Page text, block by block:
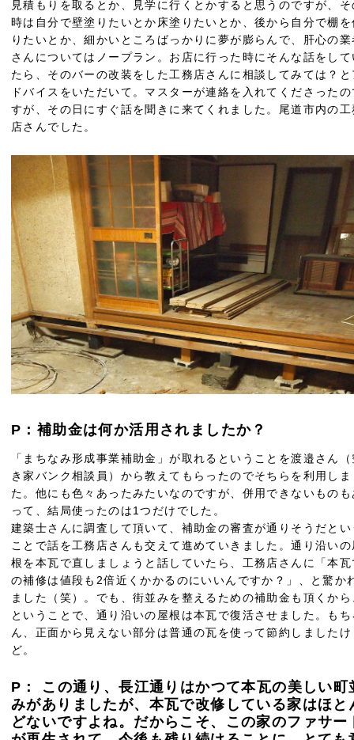
見積もりを取るとか、見学に行くとかすると思うのですが、そ
時は自分で壁塗りたいとか床塗りたいとか、後から自分で棚を
りたいとか、細かいところばっかりに夢が膨らんで、肝心の業
さんについてはノープラン。お店に行った時にそんな話をして
たら、そのバーの改装をした工務店さんに相談してみては？と
ドバイスをいただいて。マスターが連絡を入れてくださったの
すが、その日にすぐ話を聞きに来てくれました。尾道市内の工
店さんでした。
P：補助金は何か活用されましたか？
「まちなみ形成事業補助金」が取れるということを渡邉さん
き家バンク相談員）から教えてもらったのでそちらを利用しま
た。他にも色々あったみたいなのですが、併用できないものも
って、結局使ったのは1つだけでした。
建築士さんに調査して頂いて、補助金の審査が通りそうだとい
ことで話を工務店さんも交えて進めていきました。通り沿いの
根を本瓦で直しましょうと話していたら、工務店さんに「本瓦
の補修は値段も2倍近くかかるのにいいんですか？」、と驚か
ました（笑）。でも、街並みを整えるための補助金も頂くから
ということで、通り沿いの屋根は本瓦で復活させました。もち
ん、正面から見えない部分は普通の瓦を使って節約しましたけ
ど。
P： この通り、長江通りはかつて本瓦の美しい町
みがありましたが、本瓦で改修している家はほと
どないですよね。だからこそ、この家のファサー